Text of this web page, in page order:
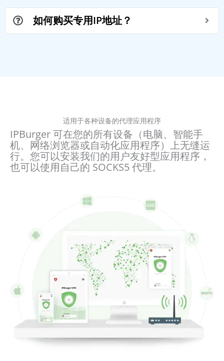
如何购买专用IP地址？
适用于各种设备的代理应用程序
IPBurger 可在您的所有设备（电脑、智能手
机、网络浏览器或自动化应用程序）上无缝运
行。您可以安装我们的用户友好型应用程序，
也可以使用自己的 SOCKS5 代理。